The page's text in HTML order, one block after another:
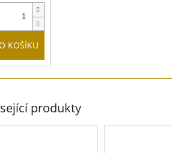
KOŠÍKU
produkty